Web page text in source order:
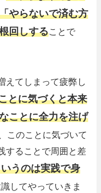
やらないで済む方
回しすることで
えてしまって疲弊し
とに気づくと本来
ことに全力を注げ
このことに気づいて
することで周囲と差
うのは実践で身
してやっていきま